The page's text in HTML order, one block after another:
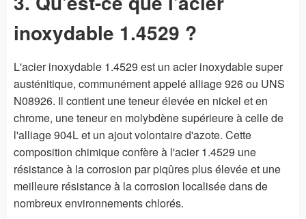
inoxydable 1.4529 ?
L'acier inoxydable 1.4529 est un acier inoxydable super
austénitique, communément appelé alliage 926 ou UNS
N08926. Il contient une teneur élevée en nickel et en
chrome, une teneur en molybdène supérieure à celle de
l'alliage 904L et un ajout volontaire d'azote. Cette
composition chimique confère à l'acier 1.4529 une
résistance à la corrosion par piqûres plus élevée et une
meilleure résistance à la corrosion localisée dans de
nombreux environnements chlorés.